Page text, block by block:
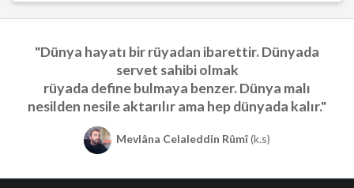
"Dünya hayatı bir rüyadan ibarettir. Dünyada
servet sahibi olmak
rüyada define bulmaya benzer. Dünya malı
nesilden nesile aktarılır ama hep dünyada kalır."
Mevlâna Celaleddin Rûmî(k.s)